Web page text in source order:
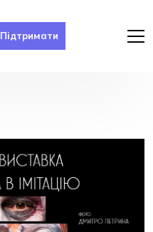
Підтримати